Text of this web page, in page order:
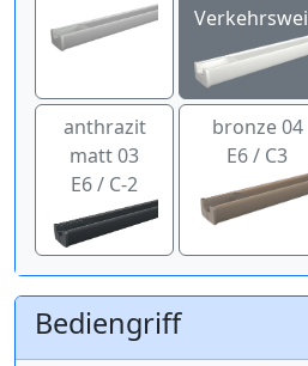
anthrazit
matt 03
E6 / C-2
bronze 04
E6 / C3
Bediengriff